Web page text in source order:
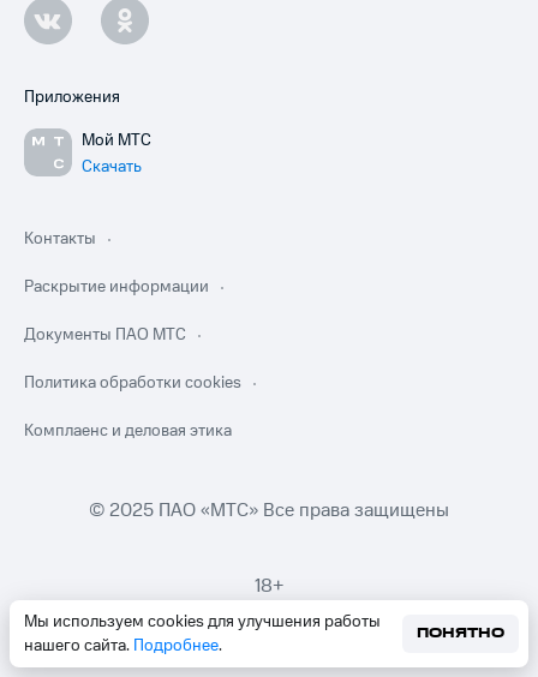
Мы используем cookies для улучшения работы
нашего сайта. Подробнее.
ПОНЯТНО
Приложения
Мой МТС
Скачать
Контакты
Раскрытие информации
Документы ПАО МТС
Политика обработки cookies
Комплаенс и деловая этика
© 2025 ПАО «МТС» Все права защищены
18+